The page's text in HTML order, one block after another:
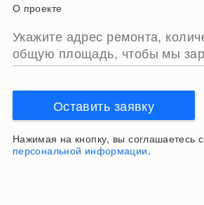
О проекте
Оставить заявку
Нажимая на кнопку, вы соглашаетесь с
персональной информации.